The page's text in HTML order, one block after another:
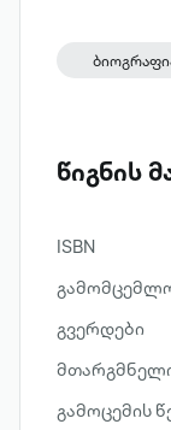
წიგნის
ISBN
გვერდები
გამოცემის